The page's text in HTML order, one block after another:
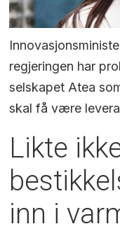
regjeringen har
selskapet Atea
skal få være
Likte
inn i